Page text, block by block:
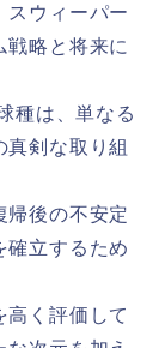
スウィーパー
戦略と将来に
種は、単なる
剣な取り組
帰後の不安定
確立するため
高く評価して